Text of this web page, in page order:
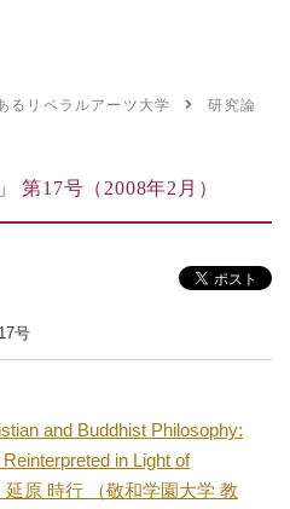
るリベラルアーツ大学 研究論文
第17号（2008年2月）
号
and Buddhist Philosophy:
in Light of
原 時行 （敬和学園大学 教